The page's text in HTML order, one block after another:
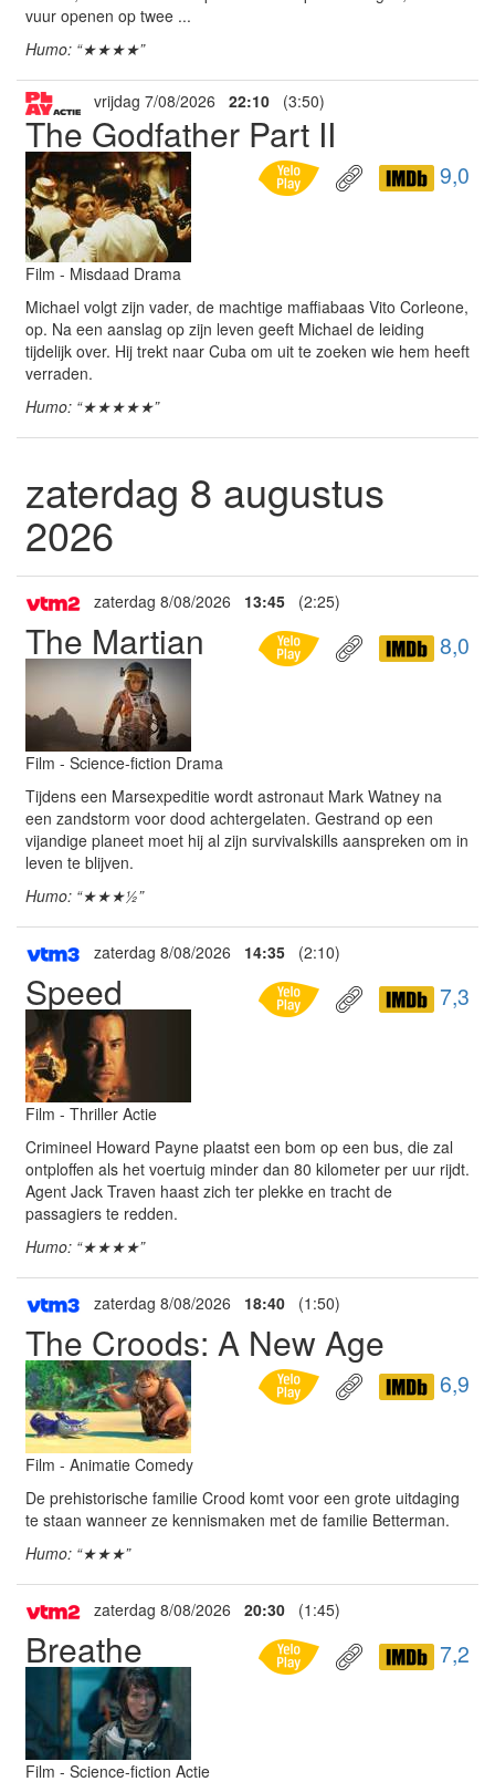
vuur openen op twee ...
Humo: “★★★★”
vrijdag 7/08/2026 22:10 (3:50)
The Godfather Part II
9,0
Film - Misdaad Drama
Michael volgt zijn vader, de machtige maffiabaas Vito Corleone,
op. Na een aanslag op zijn leven geeft Michael de leiding
tijdelijk over. Hij trekt naar Cuba om uit te zoeken wie hem heeft
verraden.
Humo: “★★★★★”
zaterdag 8 augustus
2026
zaterdag 8/08/2026 13:45 (2:25)
The Martian 8,0
Film - Science-fiction Drama
Tijdens een Marsexpeditie wordt astronaut Mark Watney na
een zandstorm voor dood achtergelaten. Gestrand op een
vijandige planeet moet hij al zijn survivalskills aanspreken om in
leven te blijven.
Humo: “★★★½”
zaterdag 8/08/2026 14:35 (2:10)
Speed 7,3
Film - Thriller Actie
Crimineel Howard Payne plaatst een bom op een bus, die zal
ontploffen als het voertuig minder dan 80 kilometer per uur rijdt.
Agent Jack Traven haast zich ter plekke en tracht de
passagiers te redden.
Humo: “★★★★”
zaterdag 8/08/2026 18:40 (1:50)
The Croods: A New Age
6,9
Film - Animatie Comedy
De prehistorische familie Crood komt voor een grote uitdaging
te staan wanneer ze kennismaken met de familie Betterman.
Humo: “★★★”
zaterdag 8/08/2026 20:30 (1:45)
Breathe 7,2
Film - Science-fiction Actie